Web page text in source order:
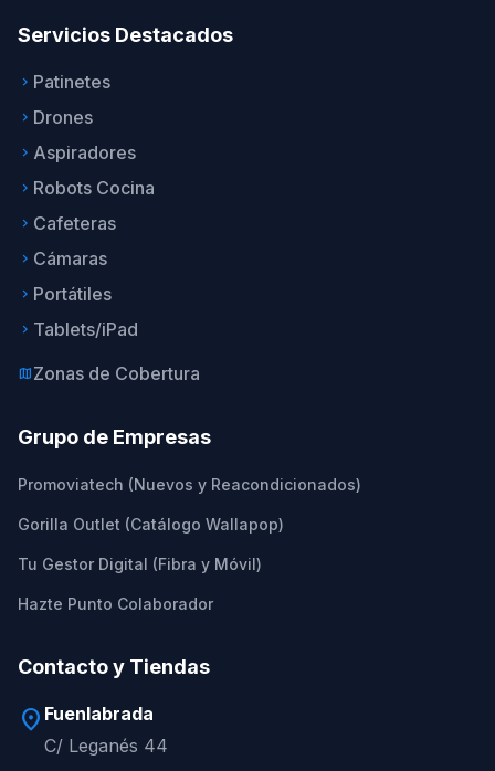
Servicios Destacados
keyboard_arrow_right Patinetes
keyboard_arrow_right Drones
keyboard_arrow_right Aspiradores
keyboard_arrow_right Robots Cocina
keyboard_arrow_right Cafeteras
keyboard_arrow_right Cámaras
keyboard_arrow_right Portátiles
keyboard_arrow_right Tablets/iPad
mapZonas de Cobertura
Grupo de Empresas
Promoviatech (Nuevos y Reacondicionados)
Gorilla Outlet (Catálogo Wallapop)
Tu Gestor Digital (Fibra y Móvil)
Hazte Punto Colaborador
Contacto y Tiendas
location_on Fuenlabrada
C/ Leganés 44